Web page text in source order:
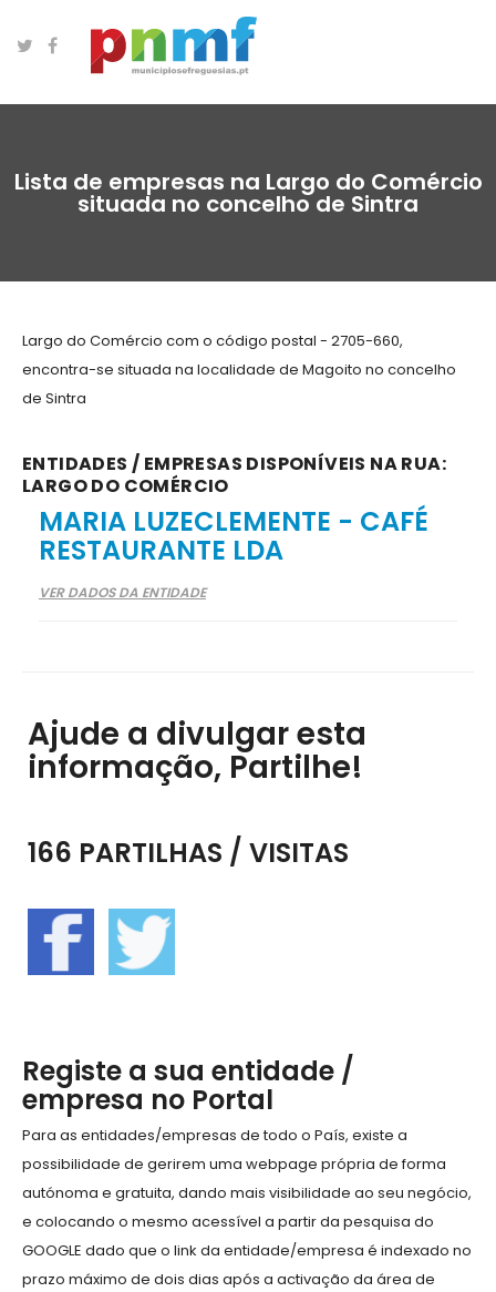
Lista de empresas na Largo do Comércio
situada no concelho de Sintra
Largo do Comércio com o código postal - 2705-660,
encontra-se situada na localidade de Magoito no concelho
de Sintra
ENTIDADES / EMPRESAS DISPONÍVEIS NA RUA:
LARGO DO COMÉRCIO
MARIA LUZECLEMENTE - CAFÉ
RESTAURANTE LDA
VER DADOS DA ENTIDADE
Ajude a divulgar esta
informação, Partilhe!
166 PARTILHAS / VISITAS
Registe a sua entidade /
empresa no Portal
Para as entidades/empresas de todo o País, existe a
possibilidade de gerirem uma webpage própria de forma
autónoma e gratuita, dando mais visibilidade ao seu negócio,
e colocando o mesmo acessível a partir da pesquisa do
GOOGLE dado que o link da entidade/empresa é indexado no
prazo máximo de dois dias após a activação da área de